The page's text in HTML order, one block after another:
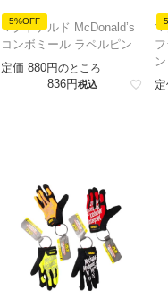
5%OFF
マクドナルド McDonald’s
コンボミール ラペルピン
定価 880 のところ
836 税込
ン